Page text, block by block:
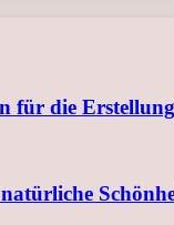
für die
natürliche